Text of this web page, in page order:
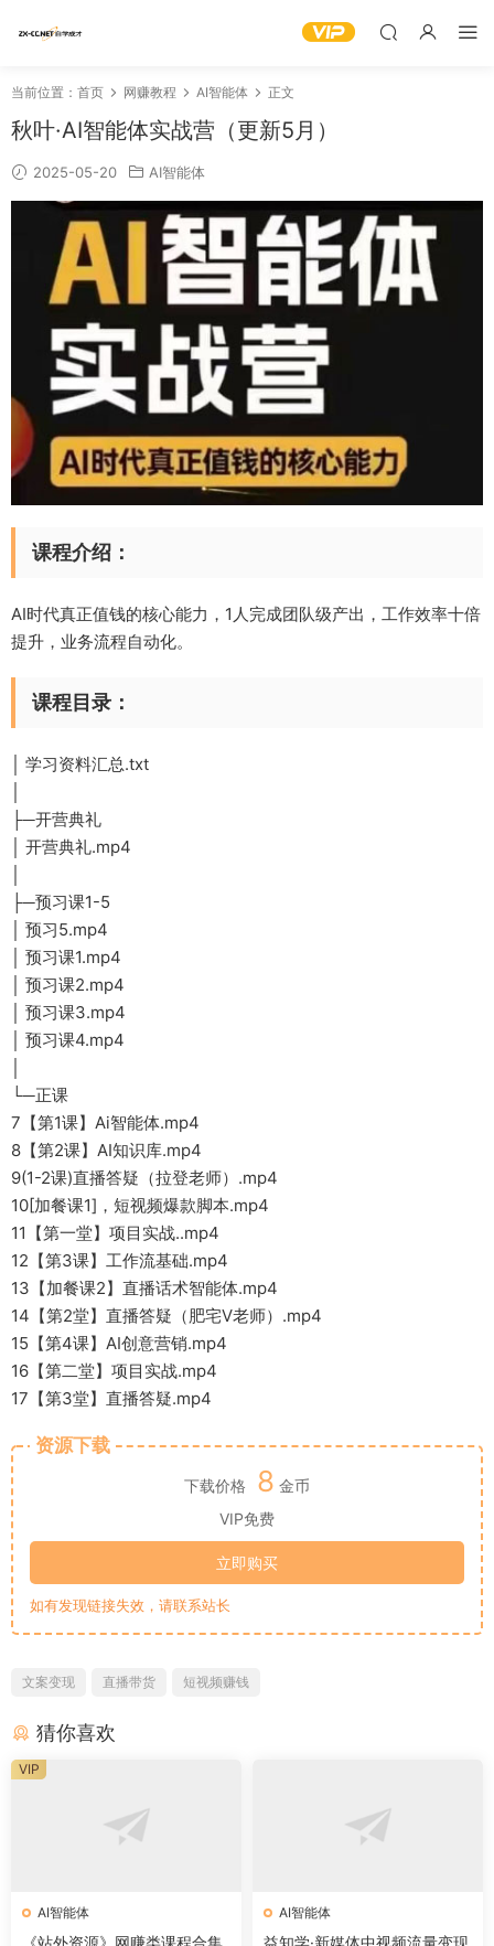
当前位置： 首页 网赚教程 AI智能体 正文
秋叶·AI智能体实战营（更新5月）
2025-05-20 AI智能体
课程介绍：
AI时代真正值钱的核心能力，1人完成团队级产出，工作效率十倍
提升，业务流程自动化。
课程目录：
│ 学习资料汇总.txt
├─开营典礼
│ 开营典礼.mp4
├─预习课1-5
│ 预习5.mp4
│ 预习课1.mp4
│ 预习课2.mp4
│ 预习课3.mp4
│ 预习课4.mp4
└─正课
7【第1课】Ai智能体.mp4
8【第2课】AI知识库.mp4
9(1-2课)直播答疑（拉登老师）.mp4
10[加餐课1]，短视频爆款脚本.mp4
11【第一堂】项目实战..mp4
12【第3课】工作流基础.mp4
13【加餐课2】直播话术智能体.mp4
14【第2堂】直播答疑（肥宅V老师）.mp4
15【第4课】AI创意营销.mp4
16【第二堂】项目实战.mp4
17【第3堂】直播答疑.mp4
资源下载
下载价格 8 金币
VIP免费
立即购买
如有发现链接失效，请联系站长
文案变现 直播带货 短视频赚钱
猜你喜欢
AI智能体
VIP
AI智能体